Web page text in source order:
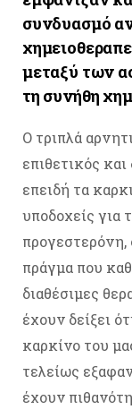
συνδυασμό
μεταξύ των
τη συνήθη
Ο τριπλά
επιθετικός
επειδή τα
υποδοχείς για
προγεστερόνη,
πράγμα που
διαθέσιμες
έχουν δείξει
καρκίνο του
τελείως
έχουν